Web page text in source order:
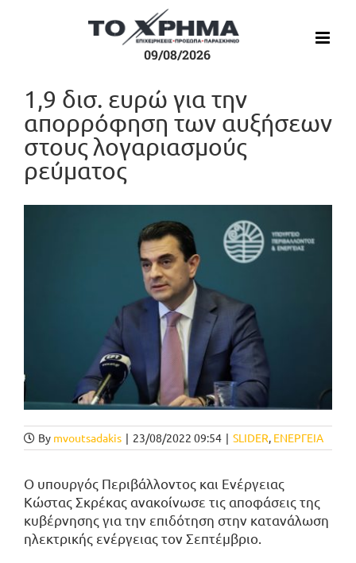
09/08/2026
1,9 δισ. ευρώ για την
απορρόφηση των αυξήσεων
στους λογαριασμούς
ρεύματος
By mvoutsadakis | 23/08/2022 09:54 | SLIDER, ΕΝΕΡΓΕΙΑ
Ο υπουργός Περιβάλλοντος και Ενέργειας
Κώστας Σκρέκας ανακοίνωσε τις αποφάσεις της
κυβέρνησης για την επιδότηση στην κατανάλωση
ηλεκτρικής ενέργειας τον Σεπτέμβριο.